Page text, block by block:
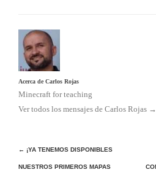
Acerca de Carlos Rojas
Minecraft for teaching
Ver todos los mensajes de Carlos Rojas →
Navegación
entradas
← ¡YA TENEMOS DISPONIBLES
NUESTROS PRIMEROS MAPAS